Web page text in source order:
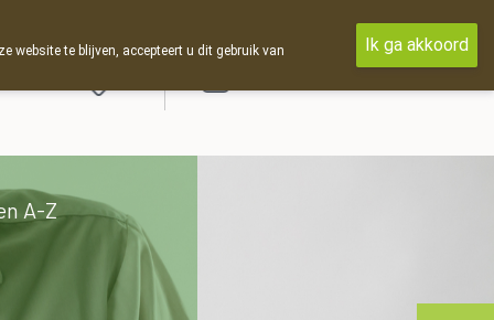
A-Z
website te blijven, accepteert u dit gebruik van Ik ga akkoord